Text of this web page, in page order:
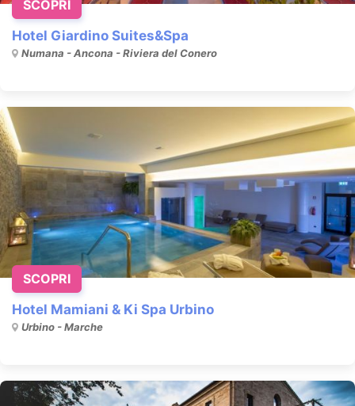
Hotel Giardino Suites&Spa
Numana - Ancona - Riviera del Conero
SCOPRI
Hotel Mamiani & Ki Spa Urbino
Urbino - Marche
SCOPRI